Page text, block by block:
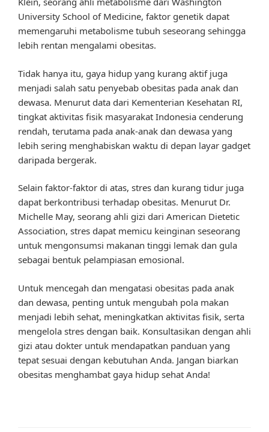
University School of Medicine, faktor genetik dapat
memengaruhi metabolisme tubuh seseorang sehingga
lebih rentan mengalami obesitas.
Tidak hanya itu, gaya hidup yang kurang aktif juga
menjadi salah satu penyebab obesitas pada anak dan
dewasa. Menurut data dari Kementerian Kesehatan RI,
tingkat aktivitas fisik masyarakat Indonesia cenderung
rendah, terutama pada anak-anak dan dewasa yang
lebih sering menghabiskan waktu di depan layar gadget
daripada bergerak.
Selain faktor-faktor di atas, stres dan kurang tidur juga
dapat berkontribusi terhadap obesitas. Menurut Dr.
Michelle May, seorang ahli gizi dari American Dietetic
Association, stres dapat memicu keinginan seseorang
untuk mengonsumsi makanan tinggi lemak dan gula
sebagai bentuk pelampiasan emosional.
Untuk mencegah dan mengatasi obesitas pada anak
dan dewasa, penting untuk mengubah pola makan
menjadi lebih sehat, meningkatkan aktivitas fisik, serta
mengelola stres dengan baik. Konsultasikan dengan ahli
gizi atau dokter untuk mendapatkan panduan yang
tepat sesuai dengan kebutuhan Anda. Jangan biarkan
obesitas menghambat gaya hidup sehat Anda!